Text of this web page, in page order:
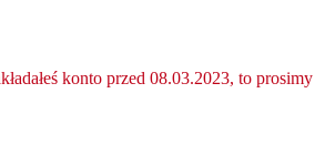
konto przed 08.03.2023, to prosimy